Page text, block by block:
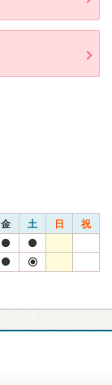
金 土 日 祝